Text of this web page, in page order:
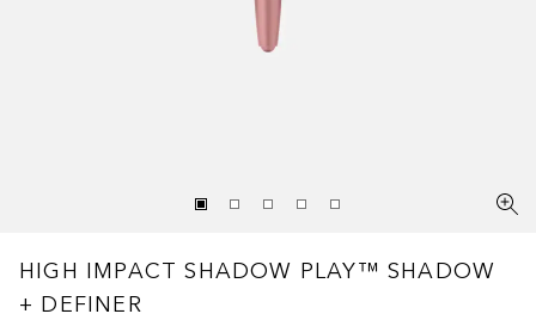
HIGH IMPACT SHADOW PLAY™ SHADOW
+ DEFINER